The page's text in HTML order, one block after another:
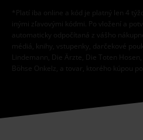
*Platí iba online a kód je platný len 4
inými zľavovými kódmi. Po vložení a
automaticky odpočítaná z vášho
médiá, knihy, vstupenky, darčekové
Lindemann, Die Ärzte, Die Toten
Böhse Onkelz, a tovar, ktorého kúpou